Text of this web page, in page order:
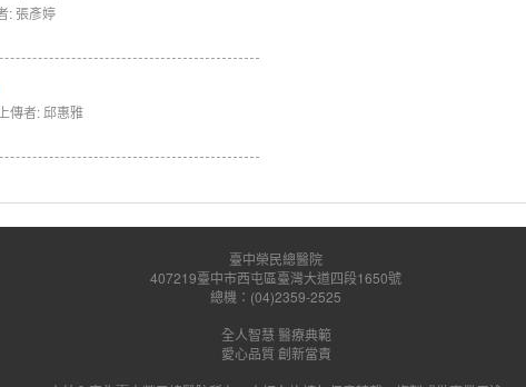
: 張彥婷
上傳者: 邱惠雅
臺中榮民總醫院
407219臺中市西屯區臺灣大道四段1650號
總機：(04)2359-2525
全人智慧 醫療典範
愛心品質 創新當責